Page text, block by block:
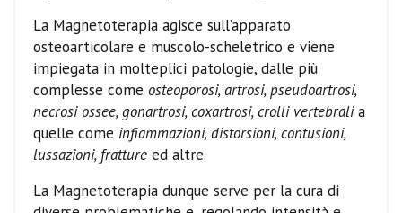
La Magnetoterapia agisce sull’apparato
osteoarticolare e muscolo-scheletrico e viene
impiegata in molteplici patologie, dalle più
complesse come osteoporosi, artrosi, pseudoartrosi,
necrosi ossee, gonartrosi, coxartrosi, crolli vertebralia
quelle come infiammazioni, distorsioni, contusioni,
lussazioni, fratture ed altre.
La Magnetoterapia dunque serve per la cura di